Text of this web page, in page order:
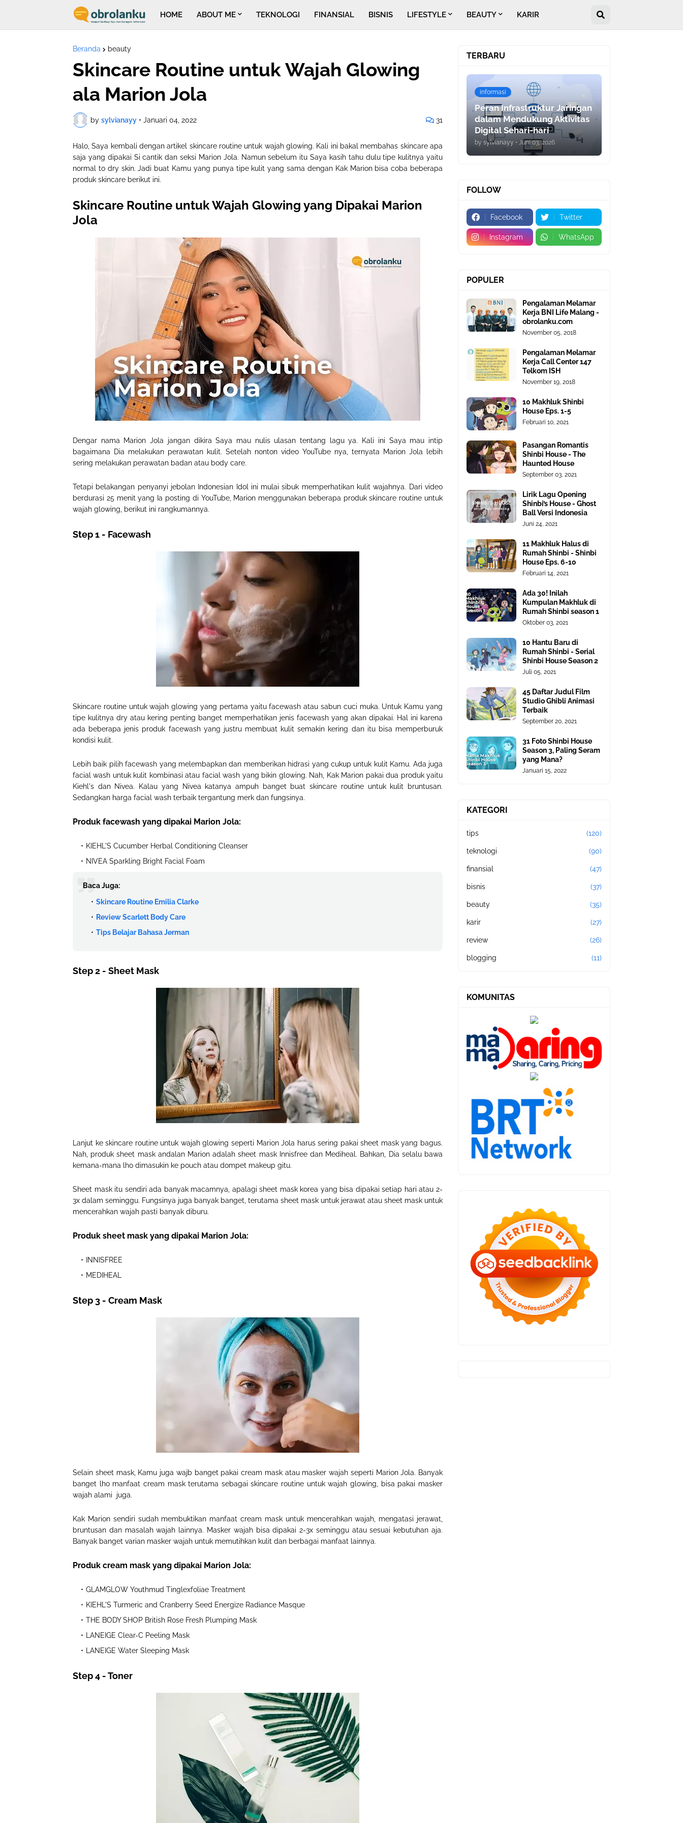
HOME ABOUT ME TEKNOLOGI FINANSIAL BISNIS LIFESTYLE BEAUTY KARIR
Beranda beauty
Skincare Routine untuk Wajah Glowing
ala Marion Jola
by sylvianayy • Januari 04, 2022 31
Halo, Saya kembali dengan artikel skincare routine untuk wajah glowing. Kali ini bakal membahas skincare apa
saja yang dipakai Si cantik dan seksi Marion Jola. Namun sebelum itu Saya kasih tahu dulu tipe kulitnya yaitu
normal to dry skin. Jadi buat Kamu yang punya tipe kulit yang sama dengan Kak Marion bisa coba beberapa
produk skincare berikut ini.
Skincare Routine untuk Wajah Glowing yang Dipakai Marion
Jola
Dengar nama Marion Jola jangan dikira Saya mau nulis ulasan tentang lagu ya. Kali ini Saya mau intip
bagaimana Dia melakukan perawatan kulit. Setelah nonton video YouTube nya, ternyata Marion Jola lebih
sering melakukan perawatan badan atau body care.
Tetapi belakangan penyanyi jebolan Indonesian Idol ini mulai sibuk memperhatikan kulit wajahnya. Dari video
berdurasi 25 menit yang Ia posting di YouTube, Marion menggunakan beberapa produk skincare routine untuk
wajah glowing, berikut ini rangkumannya.
Step 1 - Facewash
Skincare routine untuk wajah glowing yang pertama yaitu facewash atau sabun cuci muka. Untuk Kamu yang
tipe kulitnya dry atau kering penting banget memperhatikan jenis facewash yang akan dipakai. Hal ini karena
ada beberapa jenis produk facewash yang justru membuat kulit semakin kering dan itu bisa memperburuk
kondisi kulit.
Lebih baik pilih facewash yang melembapkan dan memberikan hidrasi yang cukup untuk kulit Kamu. Ada juga
facial wash untuk kulit kombinasi atau facial wash yang bikin glowing. Nah, Kak Marion pakai dua produk yaitu
Kiehl's dan Nivea. Kalau yang Nivea katanya ampuh banget buat skincare routine untuk kulit bruntusan.
Sedangkan harga facial wash terbaik tergantung merk dan fungsinya.
Produk facewash yang dipakai Marion Jola:
KIEHL'S Cucumber Herbal Conditioning Cleanser
NIVEA Sparkling Bright Facial Foam
Baca Juga:
Skincare Routine Emilia Clarke
Review Scarlett Body Care
Tips Belajar Bahasa Jerman
Step 2 - Sheet Mask
Lanjut ke skincare routine untuk wajah glowing seperti Marion Jola harus sering pakai sheet mask yang bagus.
Nah, produk sheet mask andalan Marion adalah sheet mask Innisfree dan Mediheal. Bahkan, Dia selalu bawa
kemana-mana lho dimasukin ke pouch atau dompet makeup gitu.
Sheet mask itu sendiri ada banyak macamnya, apalagi sheet mask korea yang bisa dipakai setiap hari atau 2-
3x dalam seminggu. Fungsinya juga banyak banget, terutama sheet mask untuk jerawat atau sheet mask untuk
mencerahkan wajah pasti banyak diburu.
Produk sheet mask yang dipakai Marion Jola:
INNISFREE
MEDIHEAL
Step 3 - Cream Mask
Selain sheet mask, Kamu juga wajb banget pakai cream mask atau masker wajah seperti Marion Jola. Banyak
banget lho manfaat cream mask terutama sebagai skincare routine untuk wajah glowing, bisa pakai masker
wajah alami juga.
Kak Marion sendiri sudah membuktikan manfaat cream mask untuk mencerahkan wajah, mengatasi jerawat,
bruntusan dan masalah wajah lainnya. Masker wajah bisa dipakai 2-3x seminggu atau sesuai kebutuhan aja.
Banyak banget varian masker wajah untuk memutihkan kulit dan berbagai manfaat lainnya.
Produk cream mask yang dipakai Marion Jola:
GLAMGLOW Youthmud Tinglexfoliae Treatment
KIEHL'S Turmeric and Cranberry Seed Energize Radiance Masque
THE BODY SHOP British Rose Fresh Plumping Mask
LANEIGE Clear-C Peeling Mask
LANEIGE Water Sleeping Mask
Step 4 - Toner
TERBARU
informasi
Peran Infrastruktur Jaringan
dalam Mendukung Aktivitas
Digital Sehari-hari
by sylvianayy • Juni 03, 2026
FOLLOW
Facebook Twitter
Instagram WhatsApp
POPULER
Pengalaman Melamar
Kerja BNI Life Malang -
obrolanku.com
November 05, 2018
Pengalaman Melamar
Kerja Call Center 147
Telkom ISH
November 19, 2018
10 Makhluk Shinbi
House Eps. 1-5
Februari 10, 2021
Pasangan Romantis
Shinbi House - The
Haunted House
September 03, 2021
Lirik Lagu Opening
Shinbi’s House - Ghost
Ball Versi Indonesia
Juni 24, 2021
11 Makhluk Halus di
Rumah Shinbi - Shinbi
House Eps. 6-10
Februari 14, 2021
Ada 30! Inilah
Kumpulan Makhluk di
Rumah Shinbi season 1
Oktober 03, 2021
10 Hantu Baru di
Rumah Shinbi - Serial
Shinbi House Season 2
Juli 05, 2021
45 Daftar Judul Film
Studio Ghibli Animasi
Terbaik
September 20, 2021
31 Foto Shinbi House
Season 3, Paling Seram
yang Mana?
Januari 15, 2022
KATEGORI
tips (120)
teknologi (90)
finansial (47)
bisnis (37)
beauty (35)
karir (27)
review (26)
blogging (11)
KOMUNITAS